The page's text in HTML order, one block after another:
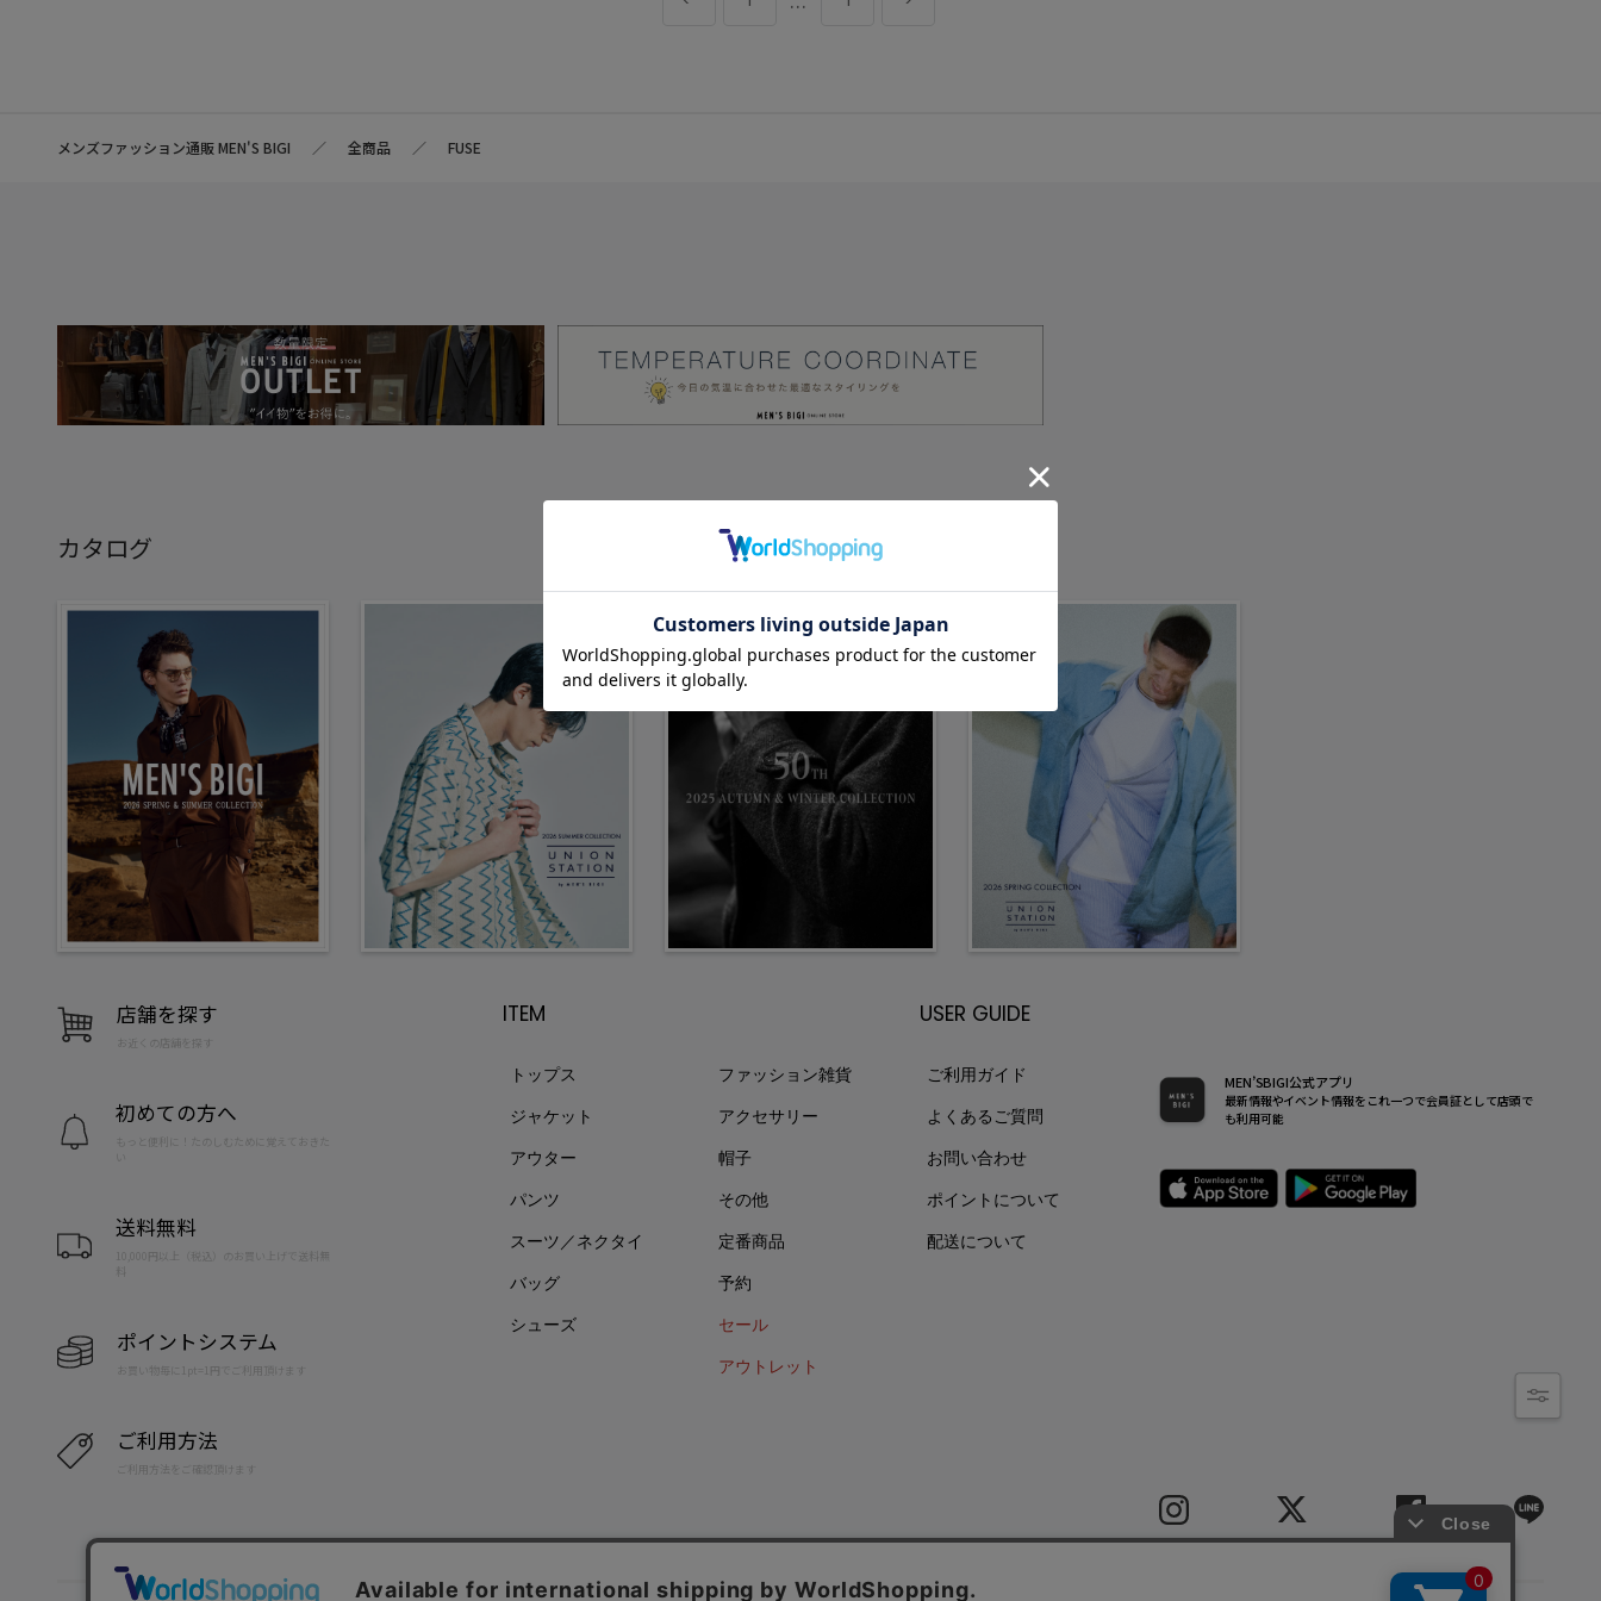
メンズファッション通販 MEN'S BIGI 全商品 FUSE
カタログ
店舗を探す
お近くの店舗を探す
初めての方へ
もっと便利に！たのしむために覚えておきた
送料無料
10,000円以上（税込）のお買い上げで送料無
料
ポイントシステム
お買い物毎に1pt=1円でご利用頂けます
ご利用方法
ご利用方法をご確認頂けます
ITEM
トップス
ジャケット
アウター
パンツ
スーツ／ネクタイ
バッグ
シューズ
ファッション雑貨
アクセサリー
帽子
その他
定番商品
予約
セール
アウトレット
USER GUIDE
ご利用ガイド
よくあるご質問
お問い合わせ
ポイントについて
配送について
MEN’SBIGI公式アプリ
最新情報やイベント情報をこれ一つで会員証として店頭で
も利用可能